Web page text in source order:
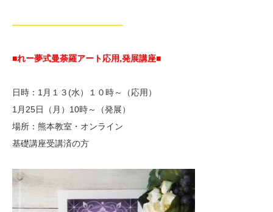
—————————————
■れー夢式曼荼羅アート応用,発展講座■
日時：1月１３(水）１０時～（応用）
1月25日（月）10時～（発展）
場所：熊本教室・オンライン
基礎講座受講済の方